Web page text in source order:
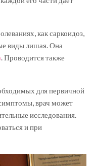
как саркоидоз,
виды лишая. Она
. Проводится также
для первичной
врач может
исследования.
и при